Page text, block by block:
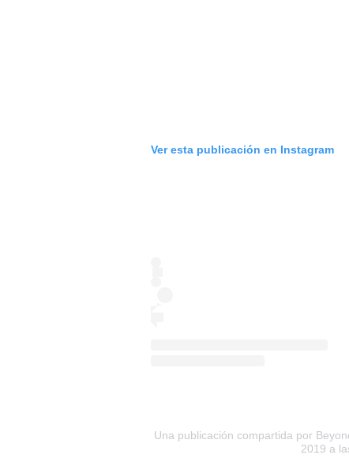
Ver esta publicación en Instagram
Una publicación compartida por
2019 a